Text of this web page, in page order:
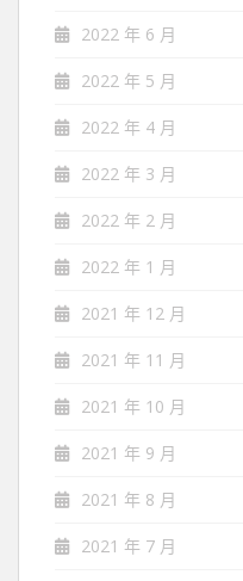
2022 年 6 月
2022 年 5 月
2022 年 4 月
2022 年 3 月
2022 年 2 月
2022 年 1 月
2021 年 12 月
2021 年 11 月
2021 年 10 月
2021 年 9 月
2021 年 8 月
2021 年 7 月